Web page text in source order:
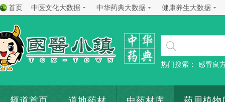
首页 中医文化大数据 中华药典大数据 健康养生大数据
热门搜索： 感冒良